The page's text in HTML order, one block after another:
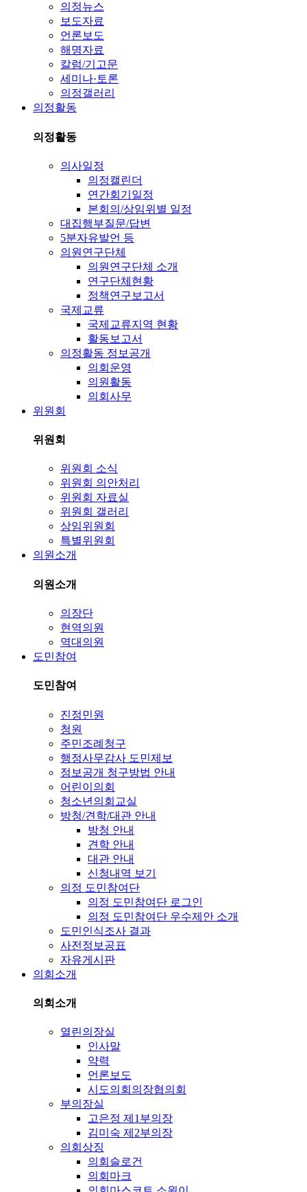
의정뉴스
보도자료
언론보도
해명자료
칼럼/기고문
세미나·토론
의정갤러리
의정활동
의정활동
의사일정
의정캘린더
연간회기일정
본회의/상임위별 일정
대집행부질문/답변
5분자유발언 등
의원연구단체
의원연구단체 소개
연구단체현황
정책연구보고서
국제교류
국제교류지역 현황
활동보고서
의정활동 정보공개
의회운영
의원활동
의회사무
위원회
위원회
위원회 소식
위원회 의안처리
위원회 자료실
위원회 갤러리
상임위원회
특별위원회
의원소개
의원소개
의장단
현역의원
역대의원
도민참여
도민참여
진정민원
청원
주민조례청구
행정사무감사 도민제보
정보공개 청구방법 안내
어린이의회
청소년의회교실
방청/견학/대관 안내
방청 안내
견학 안내
대관 안내
신청내역 보기
의정 도민참여단
의정 도민참여단 로그인
의정 도민참여단 우수제안 소개
도민인식조사 결과
사전정보공표
자유게시판
의회소개
의회소개
열린의장실
인사말
약력
언론보도
시도의회의장협의회
부의장실
고은정 제1부의장
김미숙 제2부의장
의회상징
의회슬로건
의회마크